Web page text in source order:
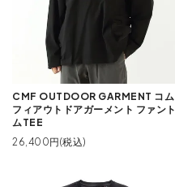
CMF OUTDOOR GARMENT コム
フィアウトドアガーメント ファント
ムTEE
26,400円(税込)